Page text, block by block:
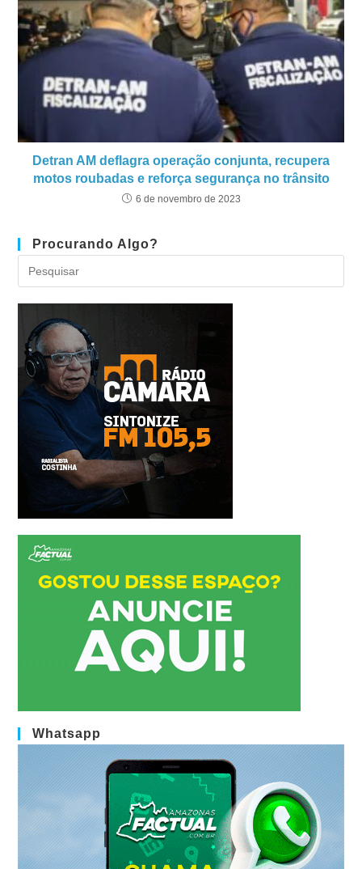
Detran AM deflagra operação conjunta, recupera
motos roubadas e reforça segurança no trânsito
6 de novembro de 2023
Procurando Algo?
Whatsapp